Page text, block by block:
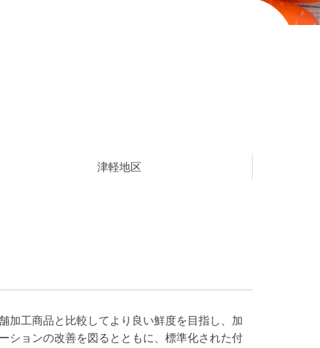
津軽地区
加工商品と比較してより良い鮮度を目指し、加
ションの改善を図るとともに、標準化された付